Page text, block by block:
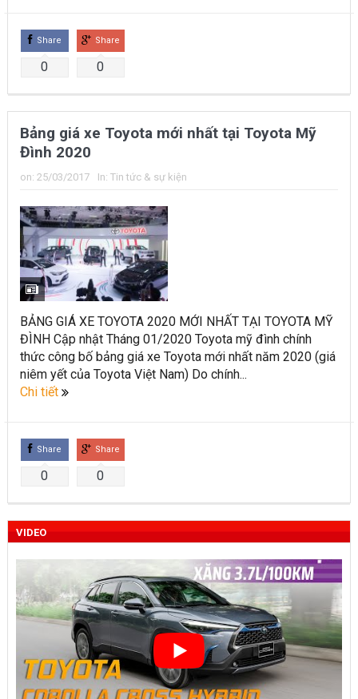
Những dòng xe Toyota đang phổ biến nhất trên thị trường
khúc C – SUV?
Share
0
Share
0
Bảng giá xe Toyota mới nhất tại Toyota Mỹ
Đình 2020
on: 25/03/2017 In: Tin tức & sự kiện
BẢNG GIÁ XE TOYOTA 2020 MỚI NHẤT TẠI TOYOTA MỸ
ĐÌNH Cập nhật Tháng 01/2020 Toyota mỹ đình chính
thức công bố bảng giá xe Toyota mới nhất năm 2020 (giá
niêm yết của Toyota Việt Nam) Do chính...
Chi tiết
Share
0
Share
0
VIDEO